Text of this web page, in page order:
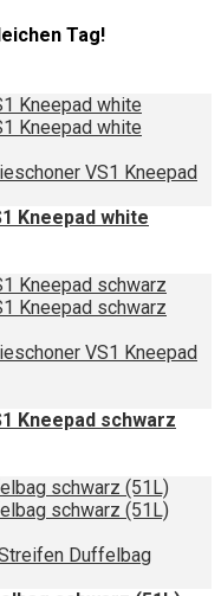
Tag!
VS1 Kneepad
Kneepad white
VS1 Kneepad
Kneepad schwarz
Duffelbag